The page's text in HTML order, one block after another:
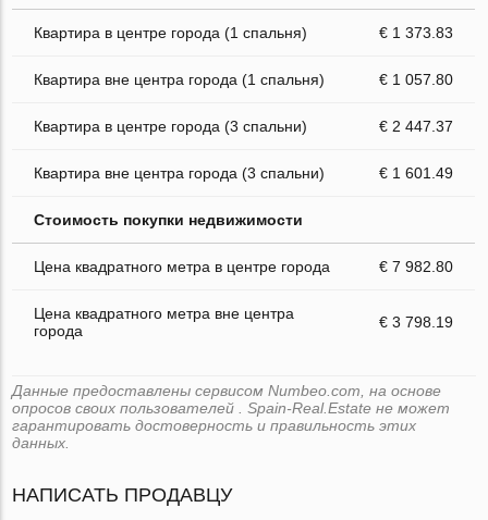
Квартира в центре города (1 спальня) € 1 373.83
Квартира вне центра города (1 спальня) € 1 057.80
Квартира в центре города (3 спальни) € 2 447.37
Квартира вне центра города (3 спальни) € 1 601.49
Стоимость покупки недвижимости
Цена квадратного метра в центре города € 7 982.80
Цена квадратного метра вне центра
города
€ 3 798.19
Данные предоставлены сервисом Numbeo.com, на основе
опросов своих пользователей . Spain-Real.Estate не может
гарантировать достоверность и правильность этих
данных.
НАПИСАТЬ ПРОДАВЦУ